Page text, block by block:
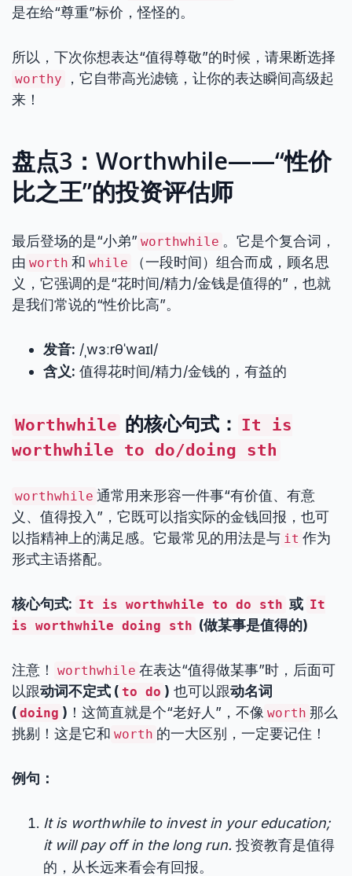
是在给“尊重”标价，怪怪的。
所以，下次你想表达“值得尊敬”的时候，请果断选择
worthy
，它自带高光滤镜，让你的表达瞬间高级起
来！
盘点3：Worthwhile——“性价
比之王”的投资评估师
最后登场的是“小弟” worthwhile 。它是个复合词，
由 worth 和 while
（一段时间）组合而成，顾名思
义，它强调的是“花时间/精力/金钱是值得的”，也就
是我们常说的“性价比高”。
发音: /ˌwɜːrθˈwaɪl/
含义: 值得花时间/精力/金钱的，有益的
Worthwhile 的核心句式： It is
worthwhile to do/doing sth
worthwhile 通常用来形容一件事“有价值、有意
义、值得投入”，它既可以指实际的金钱回报，也可
以指精神上的满足感。它最常见的用法是与 it 作为
形式主语搭配。
核心句式: It is worthwhile to do sth 或 It
is worthwhile doing sth (做某事是值得的)
注意！ worthwhile 在表达“值得做某事”时，后面可
以跟动词不定式 ( to do ) 也可以跟动名词
( doing ) ！这简直就是个“老好人”，不像 worth 那么
挑剔！这是它和 worth 的一大区别，一定要记住！
例句：
It is worthwhile to invest in your education;
it will pay off in the long run. 投资教育是值得
的，从长远来看会有回报。